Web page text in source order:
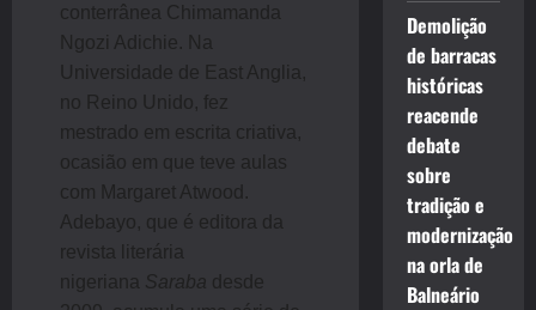
conterrânea Chimamanda
Ngozi Adichie. Na
Universidade de East Anglia,
no Reino Unido, fez
mestrado em escrita criativa,
ocasião em que teve aulas
com Margaret Atwood.
Adebayo, que é editora da
revista literária
nigeriana Saraba desde
Demolição
de barracas
históricas
reacende
debate
sobre
tradição e
modernização
na orla de
Balneário